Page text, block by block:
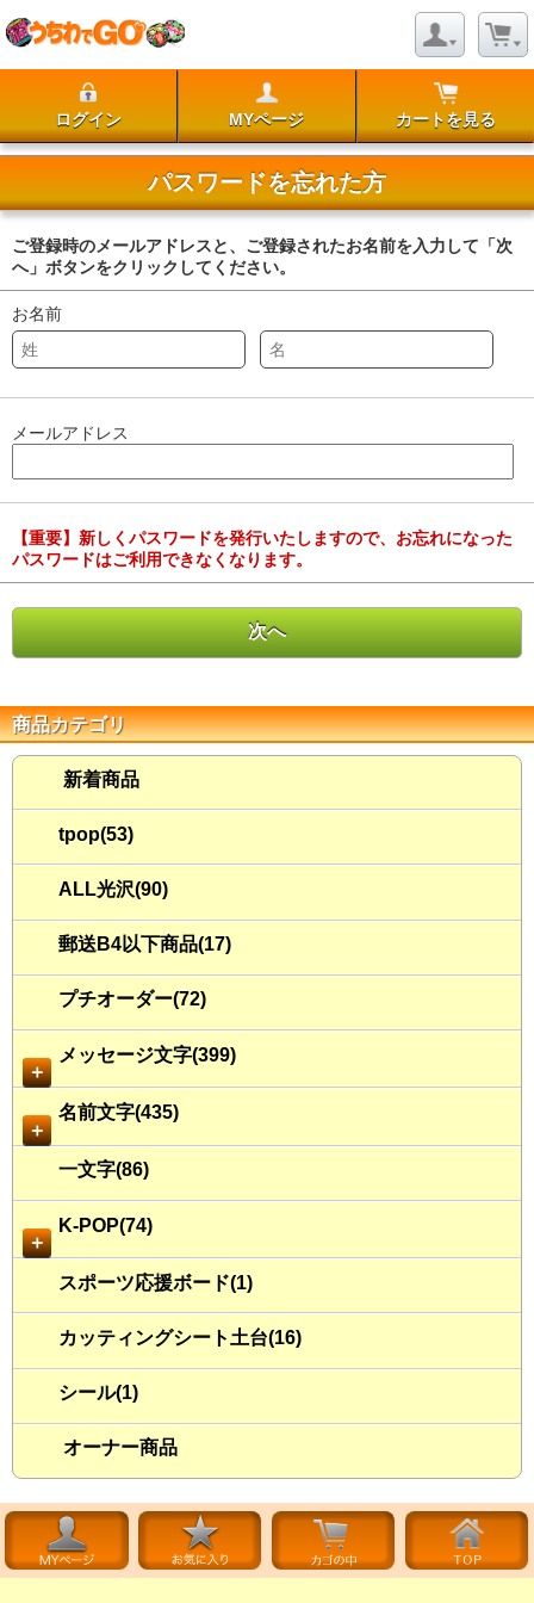
ログイン MYページ カートを見る
パスワードを忘れた方
ご登録時のメールアドレスと、ご登録されたお名前を入力して「次
へ」ボタンをクリックしてください。
お名前
メールアドレス
【重要】新しくパスワードを発行いたしますので、お忘れになった
パスワードはご利用できなくなります。
商品カテゴリ
新着商品
tpop(53)
ALL光沢(90)
郵送B4以下商品(17)
プチオーダー(72)
＋
メッセージ文字(399)
＋
名前文字(435)
一文字(86)
＋
K-POP(74)
スポーツ応援ボード(1)
カッティングシート土台(16)
シール(1)
オーナー商品